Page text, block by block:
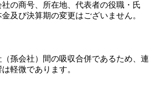
の商号、所在地、代表者の役職・氏
及び決算期の変更はございません。
孫会社）間の吸収合併であるため、連
軽微であります。